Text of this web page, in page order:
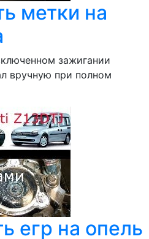
метки на
зажигании
вручную при полном
егр на опель